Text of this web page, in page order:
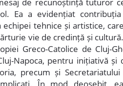
Ea a evidențiat
echipei tehnice și artistice,
vie de credință și
Greco-Catolice de Cluj-
Napoca, pentru inițiativă și
precum și
În mod deosebit,